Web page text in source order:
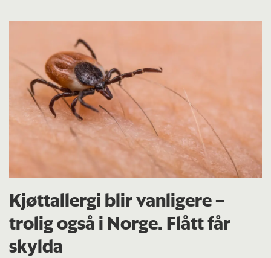
Kjøttallergi blir vanligere –
trolig også i Norge. Flått får
skylda